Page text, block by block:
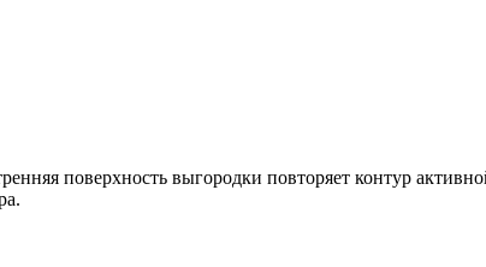
поверхность выгородки повторяет контур